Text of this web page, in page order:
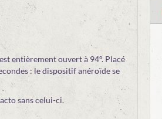
entièrement ouvert à 94°. Placé
: le dispositif anéroïde se
sans celui-ci.